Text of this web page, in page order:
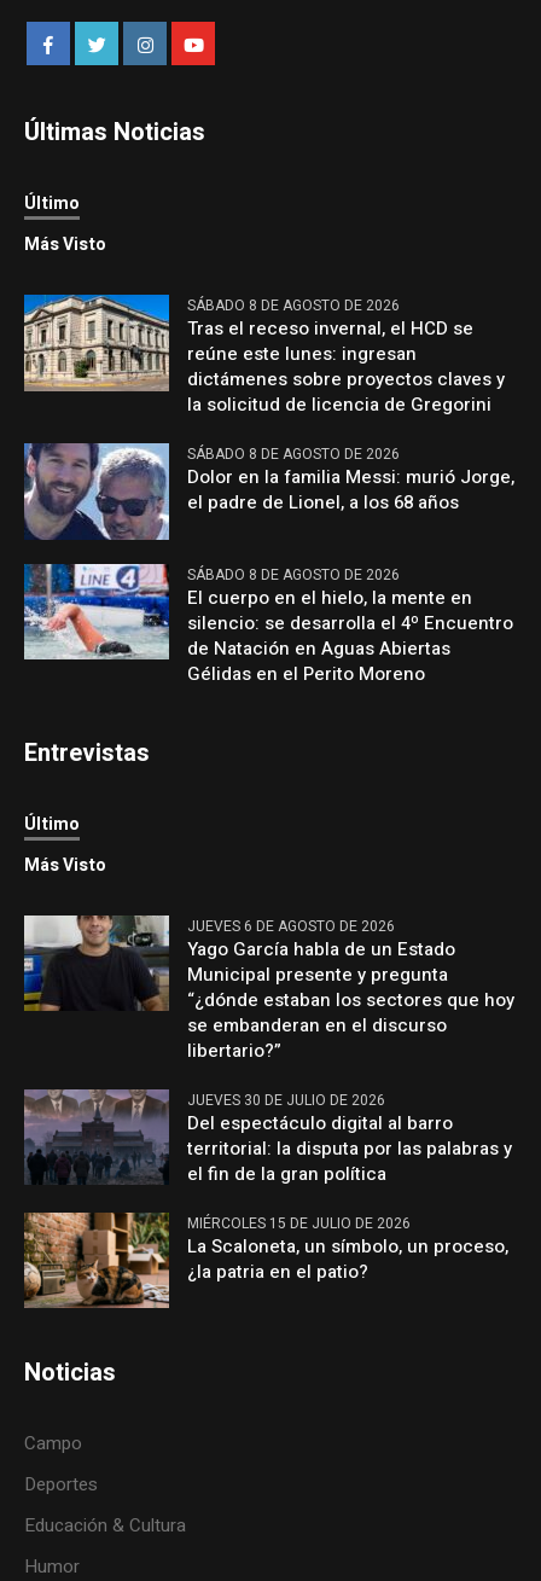
Últimas Noticias
Último
Más Visto
SÁBADO 8 DE AGOSTO DE 2026
Tras el receso invernal, el HCD se
reúne este lunes: ingresan
dictámenes sobre proyectos claves y
la solicitud de licencia de Gregorini
SÁBADO 8 DE AGOSTO DE 2026
Dolor en la familia Messi: murió Jorge,
el padre de Lionel, a los 68 años
SÁBADO 8 DE AGOSTO DE 2026
El cuerpo en el hielo, la mente en
silencio: se desarrolla el 4º Encuentro
de Natación en Aguas Abiertas
Gélidas en el Perito Moreno
Entrevistas
Último
Más Visto
JUEVES 6 DE AGOSTO DE 2026
Yago García habla de un Estado
Municipal presente y pregunta
“¿dónde estaban los sectores que hoy
se embanderan en el discurso
libertario?”
JUEVES 30 DE JULIO DE 2026
Del espectáculo digital al barro
territorial: la disputa por las palabras y
el fin de la gran política
MIÉRCOLES 15 DE JULIO DE 2026
La Scaloneta, un símbolo, un proceso,
¿la patria en el patio?
Noticias
Campo
Deportes
Educación & Cultura
Humor